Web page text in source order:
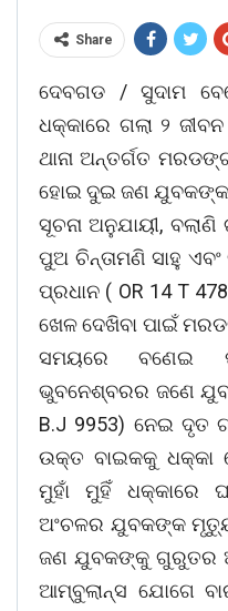
Share
ଦେବଗଡ / ସୁଦାମ
ଧକ୍କାରେ ଗଲା ୨
ଥାନା ଅନ୍ତର୍ଗତ
ହୋଇ ଦୁଇ ଜଣ
ସୂଚନା ଅନୁଯାୟୀ,
ପୁଅ ଚିନ୍ତାମଣି ସାହୁ
ପ୍ରଧାନ ( OR 14 T
ଖେଳ ଦେଖିବା ପାଇଁ
ସମୟରେ ବଣେଇ
ଭୁବନେଶ୍ବରର ଜଣେ
B.J 9953) ନେଇ
ଉକ୍ତ ବାଇକକୁ ଧକ୍କା
ମୁହାଁ ମୁହିଁ ଧକ୍କାରେ
ଅଂଚଳର ଯୁବକଙ୍କ
ଜଣ ଯୁବକଙ୍କୁ ଗୁରୁତର
ଆମ୍ବୁଲାନ୍ସ ଯୋଗେ